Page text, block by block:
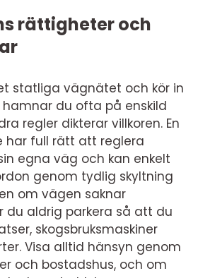
rättigheter och
statliga vägnätet och kör in
du ofta på enskild
regler dikterar villkoren. En
har full rätt att reglera
egna väg och kan enkelt
genom tydlig skyltning
om vägen saknar
du aldrig parkera så att du
skogsbruksmaskiner
Visa alltid hänsyn genom
och bostadshus, och om